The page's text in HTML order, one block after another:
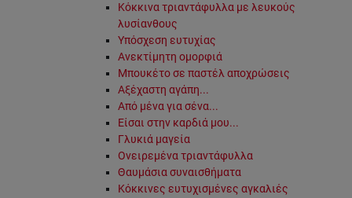
Κόκκινα τριαντάφυλλα με λευκούς
λυσίανθους
Υπόσχεση ευτυχίας
Ανεκτίμητη ομορφιά
Μπουκέτο σε παστέλ αποχρώσεις
Αξέχαστη αγάπη...
Από μένα για σένα...
Είσαι στην καρδιά μου...
Γλυκιά μαγεία
Ονειρεμένα τριαντάφυλλα
Θαυμάσια συναισθήματα
Κόκκινες ευτυχισμένες αγκαλιές